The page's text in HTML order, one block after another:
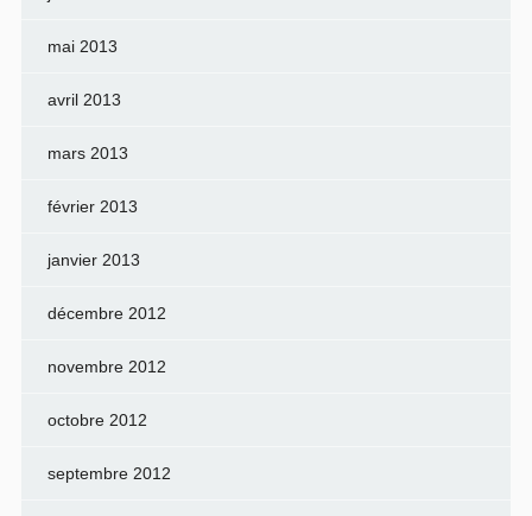
mai 2013
avril 2013
mars 2013
février 2013
janvier 2013
décembre 2012
novembre 2012
octobre 2012
septembre 2012